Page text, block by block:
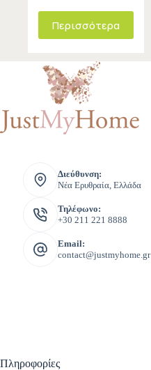
Περισσότερα
Διεύθυνση:
Νέα Ερυθραία, Ελλάδα
Τηλέφωνο:
+30 211 221 8888
Email:
contact@justmyhome.gr
Πληροφορίες